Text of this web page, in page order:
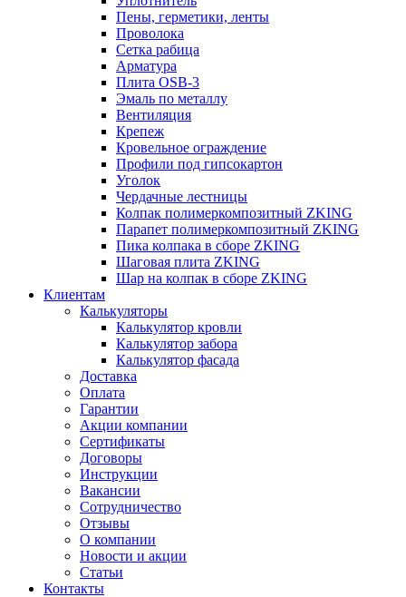
Пены, герметики, ленты
Проволока
Сетка рабица
Арматура
Плита OSB-3
Эмаль по металлу
Вентиляция
Крепеж
Кровельное ограждение
Профили под гипсокартон
Уголок
Чердачные лестницы
Колпак полимеркомпозитный ZKING
Парапет полимеркомпозитный ZKING
Пика колпака в сборе ZKING
Шаговая плита ZKING
Шар на колпак в сборе ZKING
Клиентам
Калькуляторы
Калькулятор кровли
Калькулятор забора
Калькулятор фасада
Доставка
Оплата
Гарантии
Акции компании
Сертификаты
Договоры
Инструкции
Вакансии
Сотрудничество
Отзывы
О компании
Новости и акции
Статьи
Контакты